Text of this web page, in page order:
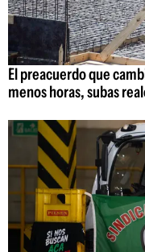
El preacuerdo que
menos horas, subas